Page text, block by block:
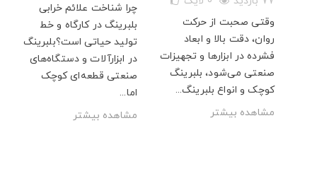
چرا شناخت علائم خرابی
بلبرینگ در کارگاه و خط
تولید حیاتی است؟بلبرینگ
در ابزارآلات و دستگاه‌های
صنعتی قطعه‌ای کوچک
اما...
مشاهده بیشتر
وقتی صحبت از حرکت
روان، دقت بالا و ابعاد
فشرده در ابزارها و تجهیزات
صنعتی می‌شود، بلبرینگ
کوچک و انواع بلبرینگ...
مشاهده بیشتر